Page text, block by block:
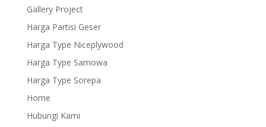
Gallery Project
Harga Partisi Geser
Harga Type Niceplywood
Harga Type Samowa
Harga Type Sorepa
Home
Hubungi Kami